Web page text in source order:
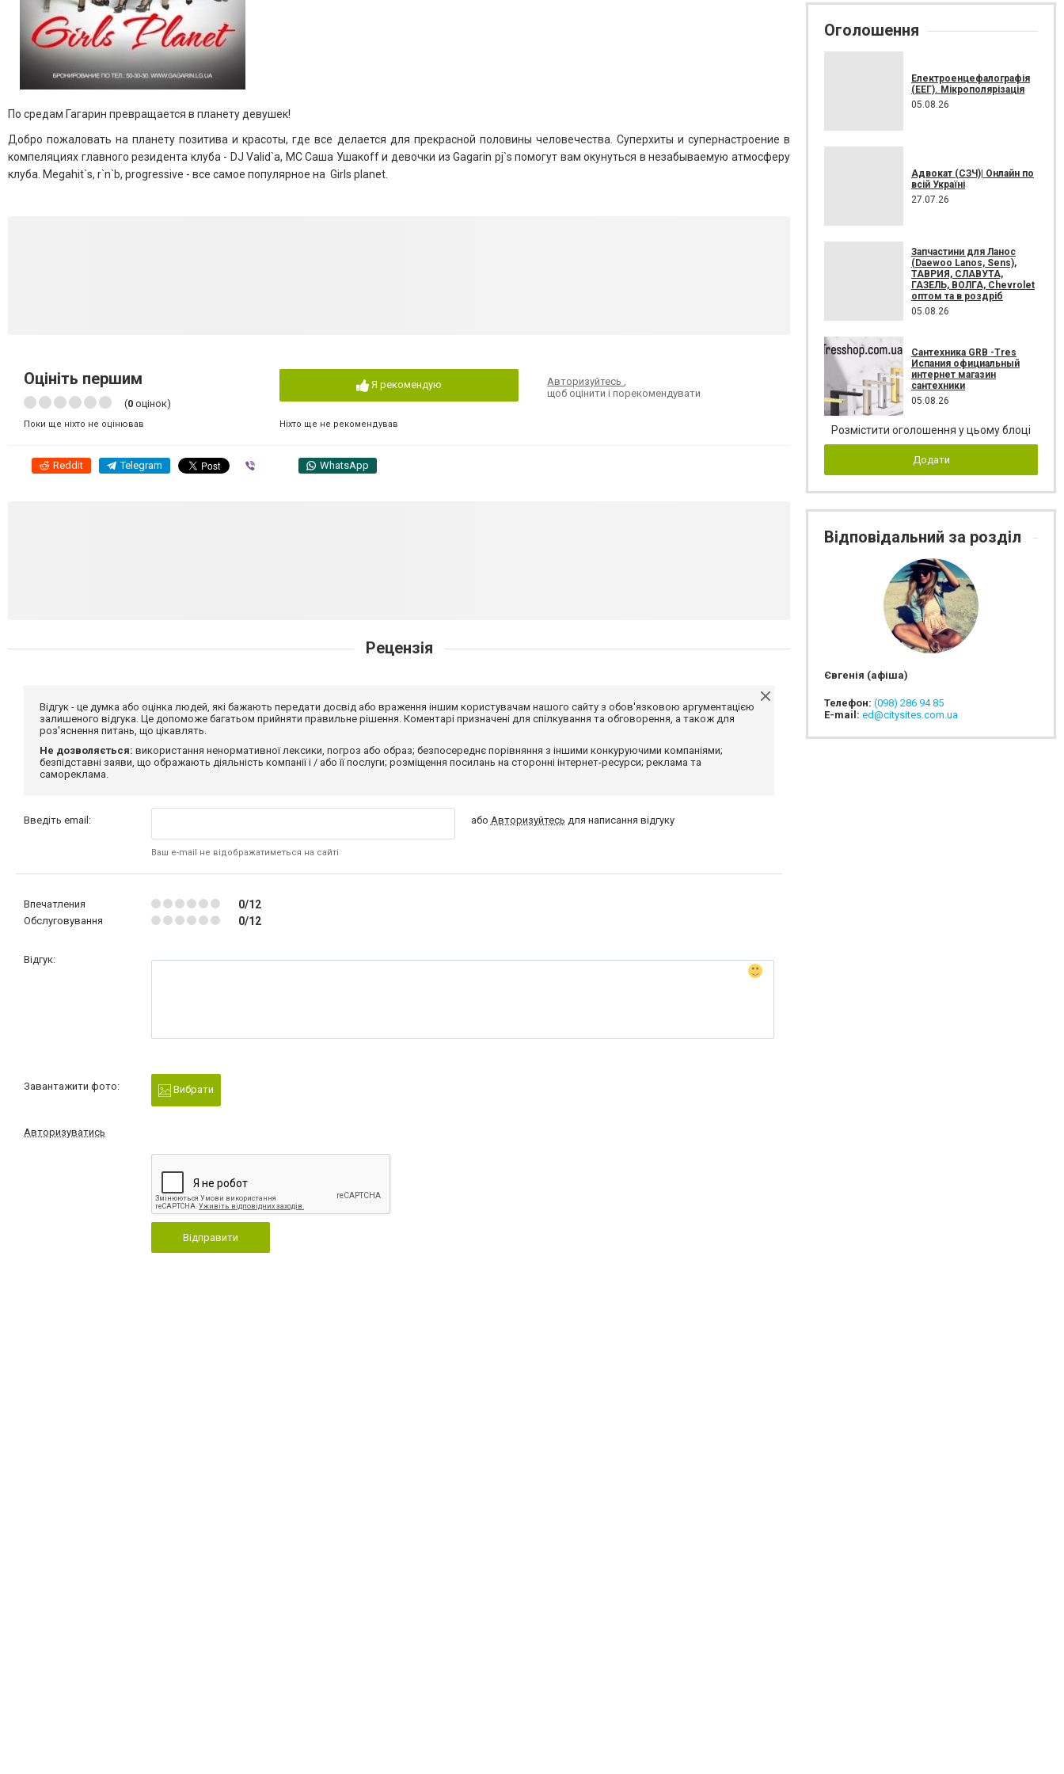
По средам Гагарин превращается в планету девушек!
Добро пожаловать на планету позитива и красоты, где все делается для прекрасной половины человечества. Суперхиты и супернастроение в
компеляциях главного резидента клуба - DJ Valid`а, МС Саша Ушакоff и девочки из Gagarin pj`s помогут вам окунуться в незабываемую атмосферу
клуба. Megahit`s, r`n`b, progressive - все самое популярное на Girls planet.
Оцініть першим
(0 оцінок)
Поки ще ніхто не оцінював
Я рекомендую
Ніхто ще не рекомендував
Авторизуйтесь,
щоб оцінити і порекомендувати
Reddit Telegram WhatsApp
Рецензія
Відгук - це думка або оцінка людей, які бажають передати досвід або враження іншим користувачам нашого сайту з обов'язковою аргументацією
залишеного відгука. Це допоможе багатьом прийняти правильне рішення. Коментарі призначені для спілкування та обговорення, а також для
роз'яснення питань, що цікавлять.
Не дозволяється: використання ненормативної лексики, погроз або образ; безпосереднє порівняння з іншими конкуруючими компаніями;
безпідставні заяви, що ображають діяльність компанії і / або її послуги; розміщення посилань на сторонні інтернет-ресурси; реклама та
самореклама.
Введіть email:
Ваш e-mail не відображатиметься на сайті
або Авторизуйтесь для написання відгуку
Впечатления 0/12
Обслуговування 0/12
Відгук:
Завантажити фото: Вибрати
Авторизуватись
Відправити
Оголошення
Електроенцефалографія
(ЕЕГ). Мікрополярізація
05.08.26
Адвокат (СЗЧ)| Онлайн по
всій Україні
27.07.26
Запчастини для Ланос
(Daewoo Lanos, Sens),
ТАВРИЯ, СЛАВУТА,
ГАЗЕЛЬ, ВОЛГА, Chevrolet
оптом та в роздріб
05.08.26
Сантехника GRB -Tres
Испания официальный
интернет магазин
сантехники
05.08.26
Розмістити оголошення у цьому блоці
Додати
Відповідальний за розділ
Євгенія (афіша)
Телефон: (098) 286 94 85
E-mail: ed@citysites.com.ua